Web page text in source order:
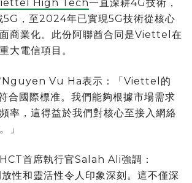
High Tech一直深耕4G技術，
5G，至2024年已實現5G技術從核心
商業化。此份阿聯酋合同是Viettel在
大電信項目。
Nguyen Vu Ha表示：「Viettel的
合國際標准。我們能夠根據市場需求
率，這得益於我們對核心至接入網絡
」
首席執行官Salah Ali強調：
放性和靈活性令人印象深刻。這不僅深